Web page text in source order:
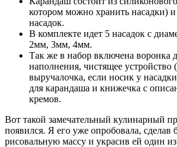
котором можно хранить насадки)
насадок.
В комплекте идет 5 насадок с
2мм, 3мм, 4мм.
Так же в набор включена воронка
наполнения, чистящее устройство
выручалочка, если носик у
для карандаша и книжечка с
кремов.
Вот такой замечательный кулинарный
появился. Я его уже опробовала, сделав
рисовальную массу и украсив ей один